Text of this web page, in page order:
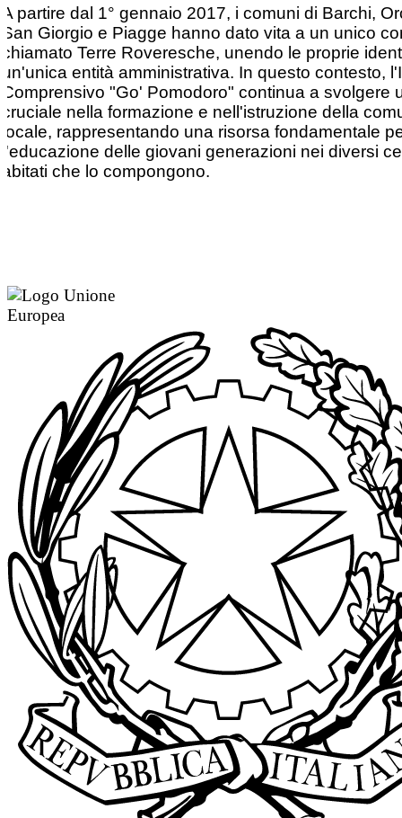
A partire dal 1° gennaio 2017, i comuni di Barchi,
San Giorgio e Piagge hanno dato vita a un unico
chiamato Terre Roveresche, unendo le proprie
un'unica entità amministrativa. In questo contesto,
Comprensivo "Go' Pomodoro" continua a svolgere
cruciale nella formazione e nell'istruzione della
locale, rappresentando una risorsa fondamentale
l'educazione delle giovani generazioni nei diversi
abitati che lo compongono.